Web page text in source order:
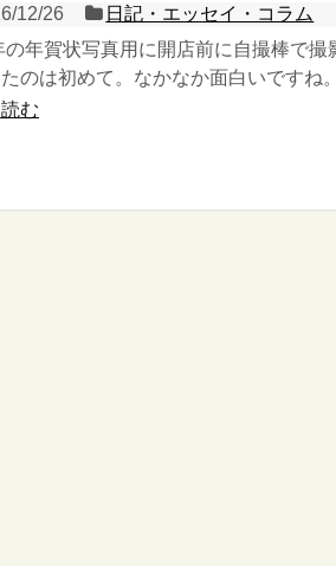
12/26
日記・エッセイ・コラム
の年賀状写真用に開店前に自撮棒で撮
のは初めて。なかなか面白いですね。
む